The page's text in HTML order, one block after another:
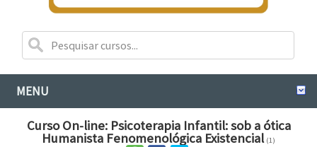
MENU
Curso On-line: Psicoterapia Infantil: sob a ótica
Humanista Fenomenológica Existencial (1)